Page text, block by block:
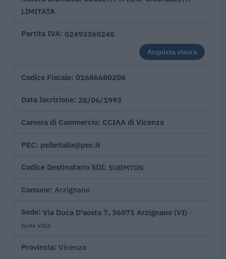
LIMITATA
Partita IVA 02493360248
Acquista visura
Codice Fiscale 01686680206
Data Iscrizione 28/06/1993
Camera di Commercio CCIAA di Vicenza
PEC pelleitalia@pec.it
Codice Destinatario SDI SUBM70N
Comune Arzignano
Sede Via Duca D'aosta 7, 36071 Arzignano (VI) ·
fonte VIES
Provincia Vicenza